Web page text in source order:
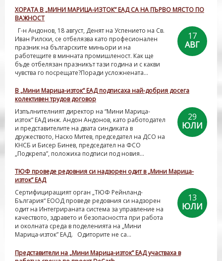
ХОРАТА В „МИНИ МАРИЦА-ИЗТОК” ЕАД СА НА ПЪРВО МЯСТО ПО
ВАЖНОСТ
17
АВГ
Г-н Андонов, 18 август, Денят на Успението на Св.
Иван Рилски, се отбелязва като професионален
празник на българските миньори и на
работещите в минната промишленост. Как ще
бъде отбелязан празникът тази година и с какви
чувства го посрещате?Поради усложнената...
В „Мини Марица-изток” ЕАД подписаха най-добрия досега
колективен трудов договор
29
ЮЛИ
Изпълнителният директор на “Мини Марица-
изток” ЕАД инж. Андон Андонов, като работодател
и представителите на двата синдиката в
дружеството, Наско Митев, председател на ДСО на
КНСБ и Бисер Бинев, председател на ФСО
„Подкрепа”, положиха подписи под новия...
ТЮФ проведе редовния си надзорен одит в „Мини Марица-
изток” ЕАД
13
ЮЛИ
Сертифициращият орган „ТЮФ Рейнланд-
България“ ЕООД проведе редовния си надзорен
одит на Интегрираната система за управление на
качеството, здравето и безопасността при работа
и околната среда в поделенията на „Мини
Марица-изток” ЕАД. Одиторите не са...
Представители на „Мини Марица-изток” ЕАД участваха в